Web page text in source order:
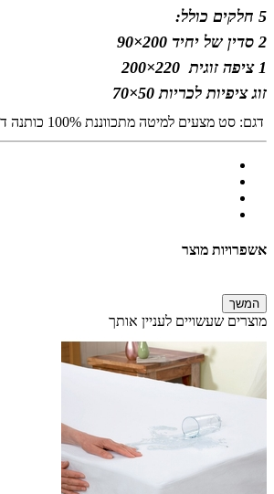
5 חלקים כולל:
2 סדין של יחיד 200×90
1 ציפה זוגית 220×200
זוג ציפיות לכריות 50×70
דגם: סט מצעים למיטה מתכווננת 100% כותנה דגם לבבות
אשפרויות מוצר
המשך
מוצרים שעשויים לעניין אותך